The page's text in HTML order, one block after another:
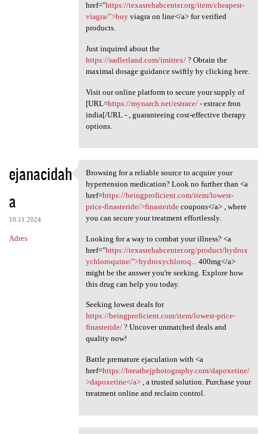
href="https://texasrehabcenter.org/item/cheapest-
viagra/">buyviagra on line</a> for verified
products.
Just inquired about the
https://sadlerland.com/imitrex/? Obtain the
maximal dosage guidance swiftly by clicking here.
Visit our online platform to secure your supply of
[URL=https://mynarch.net/estrace/- estrace fron
india[/URL - , guaranteeing cost-effective therapy
options.
ejanacidah
a
10.11.2024
Adres
Browsing for a reliable
Browsing for a reliable source to acquire your
hypertension medication? Look no further than <a
href=https://beingproficient.com/item/lowest-
price-finasteride/>finasteridecoupons</a> , where
you can secure your treatment effortlessly.
Looking for a way to combat your illness? <a
href="https://texasrehabcenter.org/product/hydrox
ychloroquine/">hydroxychloroq...
400mg</a>
might be the answer you're seeking. Explore how
this drug can help you today.
Seeking lowest deals for
https://beingproficient.com/item/lowest-price-
finasteride/? Uncover unmatched deals and
quality now!
Battle premature ejaculation with <a
href=https://breathejphotography.com/dapoxetine/
>dapoxetine</a>, a trusted solution. Purchase your
treatment online and reclaim control.